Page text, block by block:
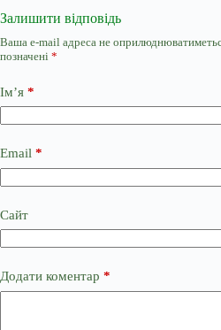
Залишити відповідь
Ваша e-mail адреса не
позначені *
Ім’я *
Email *
Сайт
Додати коментар *